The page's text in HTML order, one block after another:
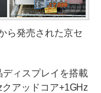
ら発売された京セ
ィスプレイを搭載
アッドコア+1GHz